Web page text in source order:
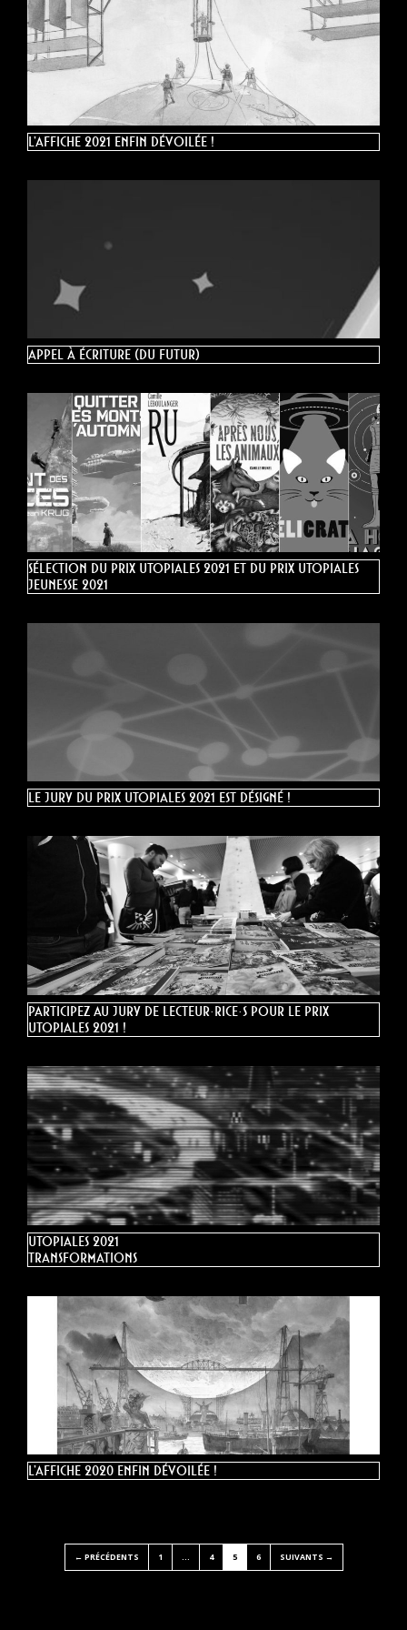
L’affiche 2021 enfin dévoilée !
Appel à écriture (du futur)
Sélection du Prix Utopiales 2021 et du Prix Utopiales
Jeunesse 2021
Le jury du Prix Utopiales 2021 est désigné !
Participez au jury de lecteur·rice·s pour le Prix
Utopiales 2021 !
Utopiales 2021
Transformations
L’affiche 2020 enfin dévoilée !
Navigation
← PRÉCÉDENTS 1 … 4 5 6 SUIVANTS →